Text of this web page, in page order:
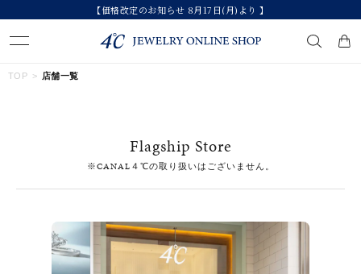
【価格改定のお知らせ 8月17日(月)より 】
#ハーフエタニティリング
#エタニティ
#ダイヤモンド ネックレス
#eギフト
TOP 店舗一覧
Flagship Store
※CANAL４℃の取り扱いはございません。